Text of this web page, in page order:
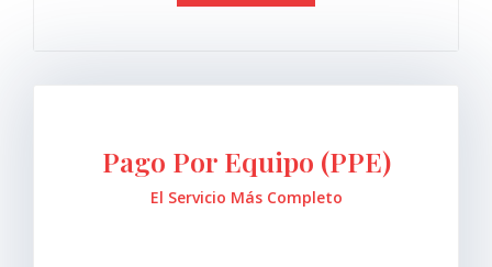
Pago Por Equipo (PPE)
El Servicio Más Completo